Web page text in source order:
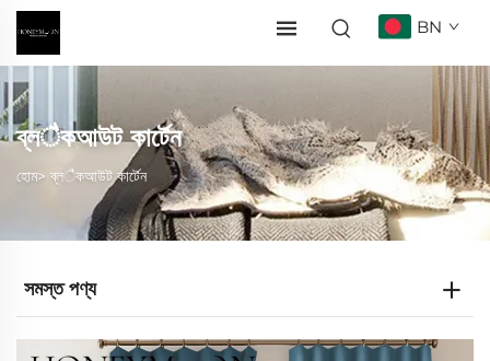
BN
ব্লैকআউট কার্টেন
হোম> ব্লैকআউট কার্টেন
সমস্ত পণ্য